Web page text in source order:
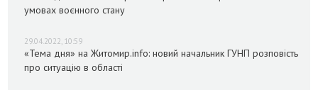
умовах воєнного стану
29.04.2022, 10:59
«Тема дня» на Житомир.info: новий начальник ГУНП розповість
про ситуацію в області